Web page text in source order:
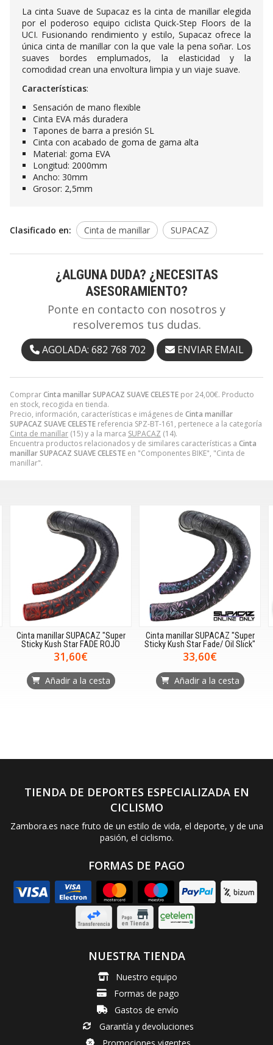
ComprarCinta manillar SUPACAZ SUAVE CELESTE por24,00€. Producto
en stock, recogida en tienda.
Precio, información, características e imágenes de Cinta manillar
SUPACAZ SUAVE CELESTE referencia SPZ-BT-161, pertenece a la categoría
Cinta de manillar (15) y a la marca SUPACAZ (14).
Encuentra productos relacionados y de similares características a Cinta
manillar SUPACAZ SUAVE CELESTE en "Componentes BIKE", "Cinta de
manillar".
La cinta Suave de Supacaz es la cinta de manillar elegida
por el poderoso equipo ciclista Quick-Step Floors de la
UCI. Fusionando rendimiento y estilo, Supacaz ofrece la
única cinta de manillar con la que vale la pena soñar. Los
suaves bordes emplumados, la elasticidad y la
comodidad crean una envoltura limpia y un viaje suave.
Características:
Sensación de mano flexible
Cinta EVA más duradera
Tapones de barra a presión SL
Cinta con acabado de goma de gama alta
Material: goma EVA
Longitud: 2000mm
Ancho: 30mm
Grosor: 2,5mm
Clasificado en: Cinta de manillar SUPACAZ
¿ALGUNA DUDA? ¿NECESITAS
ASESORAMIENTO?
Ponte en contacto con nosotros y
resolveremos tus dudas.
AGOLADA: 682 768 702 ENVIAR EMAIL
Cinta manillar SUPACAZ "Super
Sticky Kush Star FADE ROJO
31,60€
Añadir a la cesta
Cinta manillar SUPACAZ "Super
Sticky Kush Star Fade/ Oil Slick"
33,60€
Añadir a la cesta
TIENDA DE DEPORTES ESPECIALIZADA EN
CICLISMO
Zambora.es nace fruto de un estilo de vida, el deporte, y de una
pasión, el ciclismo.
FORMAS DE PAGO
NUESTRA TIENDA
Nuestro equipo
Formas de pago
Gastos de envío
Garantía y devoluciones